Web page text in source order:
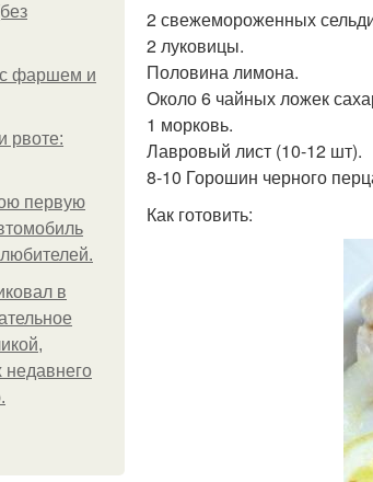
с фаршем и
рвоте:
первую
в
недавнего
2 свежемороженных
2 луковицы.
Половина лимона.
Около 6 чайных ложек
1 морковь.
Лавровый лист (10-12 шт).
8-10 Горошин черного
Как готовить: